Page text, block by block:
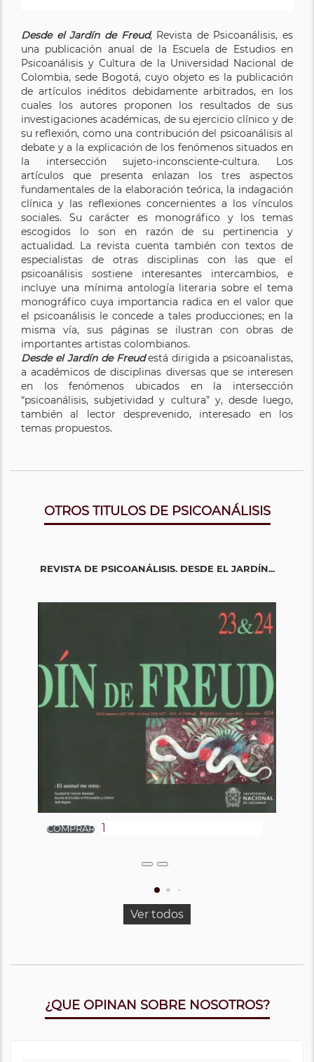
Desde el Jardín de Freud, Revista de Psicoanálisis, es
una publicación anual de la Escuela de Estudios en
Psicoanálisis y Cultura de la Universidad Nacional de
Colombia, sede Bogotá, cuyo objeto es la publicación
de artículos inéditos debidamente arbitrados, en los
cuales los autores proponen los resultados de sus
investigaciones académicas, de su ejercicio clínico y de
su reflexión, como una contribución del psicoanálisis al
debate y a la explicación de los fenómenos situados en
la intersección sujeto-inconsciente-cultura. Los
artículos que presenta enlazan los tres aspectos
fundamentales de la elaboración teórica, la indagación
clínica y las reflexiones concernientes a los vínculos
sociales. Su carácter es monográfico y los temas
escogidos lo son en razón de su pertinencia y
actualidad. La revista cuenta también con textos de
especialistas de otras disciplinas con las que el
psicoanálisis sostiene interesantes intercambios, e
incluye una mínima antología literaria sobre el tema
monográfico cuya importancia radica en el valor que
el psicoanálisis le concede a tales producciones; en la
misma vía, sus páginas se ilustran con obras de
importantes artistas colombianos.
Desde el Jardín de Freudestá dirigida a psicoanalistas,
a académicos de disciplinas diversas que se interesen
en los fenómenos ubicados en la intersección
“psicoanálisis, subjetividad y cultura” y, desde luego,
también al lector desprevenido, interesado en los
temas propuestos.
OTROS TITULOS DE PSICOANÁLISIS
REVISTA DE PSICOANÁLISIS. DESDE EL JARDÍN...
Ver todos
¿QUE OPINAN SOBRE NOSOTROS?